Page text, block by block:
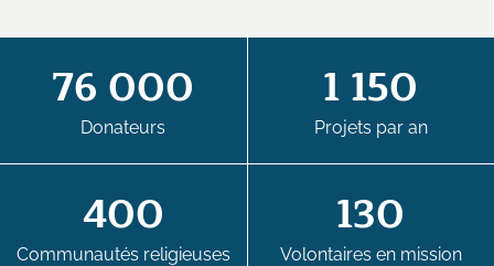
76 000
Donateurs
1 150
Projets par an
400
Communautés religieuses
130
Volontaires en mission